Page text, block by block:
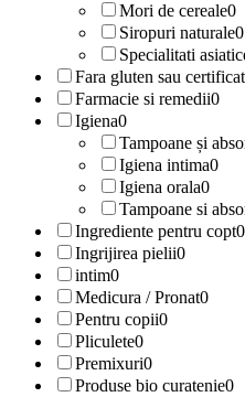
Mori de cereale0
Siropuri naturale0
Specialitati
Fara gluten sau
Farmacie si remedii0
Igiena0
Tampoane și
Igiena intima0
Igiena orala0
Tampoane si
Ingrediente pentru copt0
Ingrijirea pielii0
intim0
Medicura / Pronat0
Pentru copii0
Pliculete0
Premixuri0
Produse bio curatenie0